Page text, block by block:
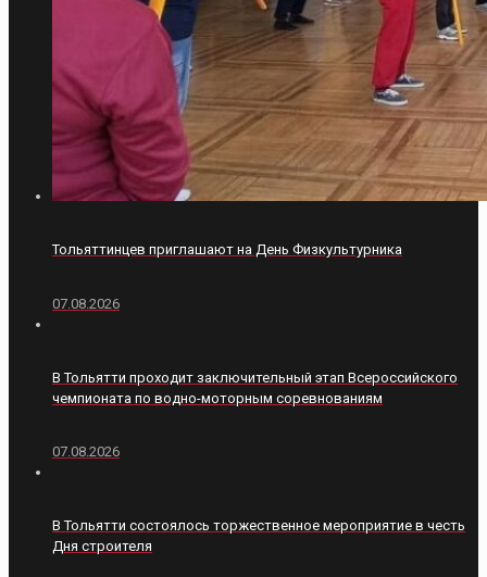
Тольяттинцев приглашают на День Физкультурника
07.08.2026
В Тольятти проходит заключительный этап Всероссийского
чемпионата по водно-моторным соревнованиям
07.08.2026
В Тольятти состоялось торжественное мероприятие в честь
Дня строителя